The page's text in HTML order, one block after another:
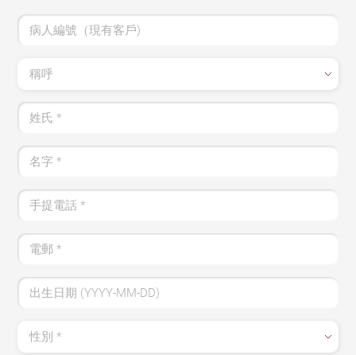
病人編號（現有客戶)
稱呼
姓氏*
名字*
手提電話*
電郵*
出生日期 (YYYY-MM-DD)
性別*